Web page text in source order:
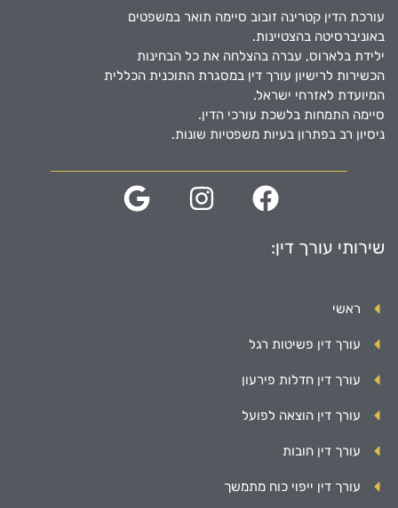
עורכת הדין קטרינה זובוב סיימה תואר במשפטים
באוניברסיטה בהצטיינות.
ילידת בלארוס, עברה בהצלחה את כל הבחינות
הכשירות לרישיון עורך דין במסגרת התוכנית הכללית
המיועדת לאזרחי ישראל.
סיימה התמחות בלשכת עורכי הדין.
ניסיון רב בפתרון בעיות משפטיות שונות.
שירותי עורך דין:
ראשי
עורך דין פשיטות רגל
עורך דין חדלות פירעון
עורך דין הוצאה לפועל
עורך דין חובות
עורך דין ייפוי כוח מתמשך